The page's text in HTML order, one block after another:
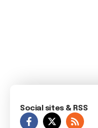
Social sites & RSS